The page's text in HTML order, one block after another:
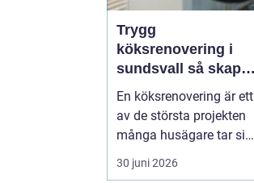
Trygg
köksrenovering i
sundsvall så skapar
du ett kök som
håller länge
En köksrenovering är ett
av de största projekten
många husägare tar sig
an. Kostnaderna är ofta
höga, arbetet påverkar
30 juni 2026